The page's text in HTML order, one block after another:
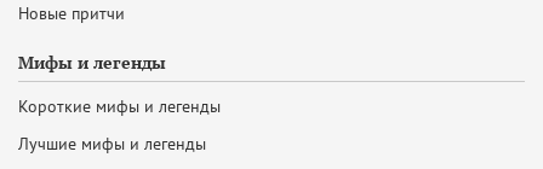
Новые притчи
Мифы и легенды
Короткие мифы и легенды
Лучшие мифы и легенды